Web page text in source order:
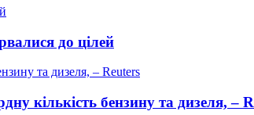
до цілей
кількість бензину та дизеля, –